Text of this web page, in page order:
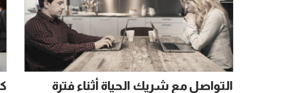
التواصل مع شريك الحياة أثناء فترة